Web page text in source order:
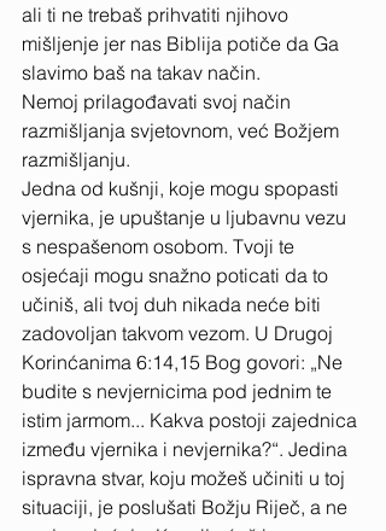
ali ti ne trebaš prihvatiti njihovo
mišljenje jer nas Biblija potiče da Ga
slavimo baš na takav način.
Nemoj prilagođavati svoj način
razmišljanja svjetovnom, već Božjem
razmišljanju.
Jedna od kušnji, koje mogu spopasti
vjernika, je upuštanje u ljubavnu vezu
s nespašenom osobom. Tvoji te
osjećaji mogu snažno poticati da to
učiniš, ali tvoj duh nikada neće biti
zadovoljan takvom vezom. U Drugoj
Korinćanima 6:14,15 Bog govori: „Ne
budite s nevjernicima pod jednim te
istim jarmom... Kakva postoji zajednica
između vjernika i nevjernika?“. Jedina
ispravna stvar, koju možeš učiniti u toj
situaciji, je poslušati Božju Riječ, a ne